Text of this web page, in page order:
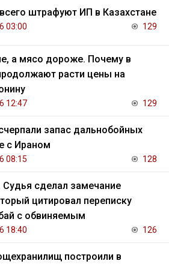
штрафуют ИП в Казахстане
03:00 129
а мясо дороже. Почему в
расти цены на
12:47 129
запас дальнобойных
с Ираном
08:15 128
Судья сделал замечание
цитировал переписку
с обвиняемым
18:40 126
построили в